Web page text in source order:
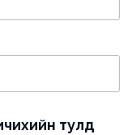
тулд